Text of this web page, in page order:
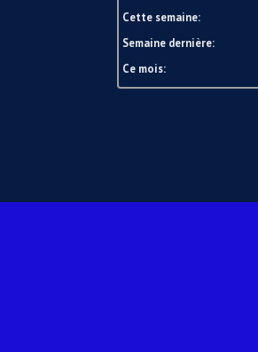
Cette semaine:
Semaine dernière:
Ce mois: